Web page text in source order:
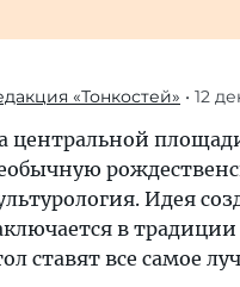
«Тонкостей» • 12
центральной площади
Идея
в
ставят все самое